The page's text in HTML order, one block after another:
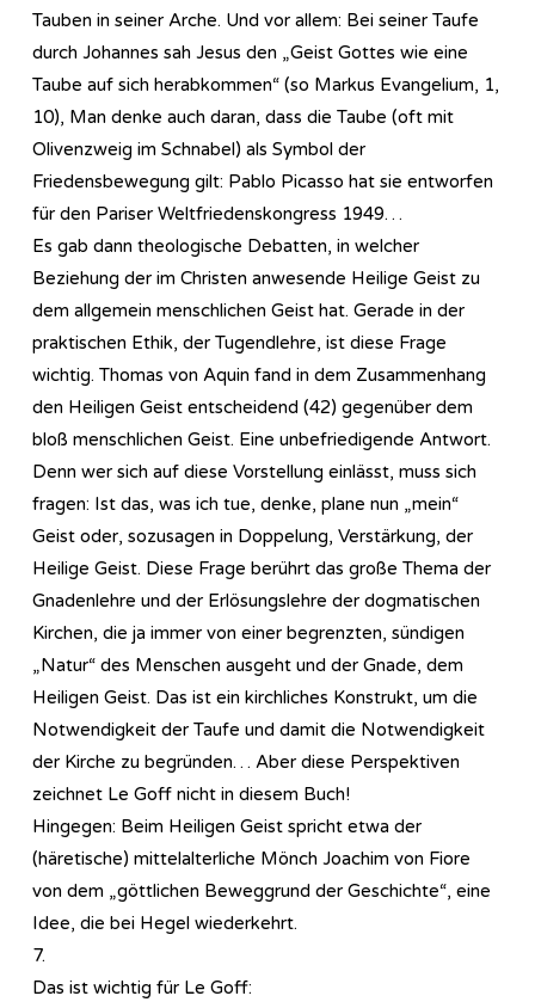
Tauben in seiner Arche. Und vor allem: Bei seiner Taufe
durch Johannes sah Jesus den „Geist Gottes wie eine
Taube auf sich herabkommen“ (so Markus Evangelium, 1,
10), Man denke auch daran, dass die Taube (oft mit
Olivenzweig im Schnabel) als Symbol der
Friedensbewegung gilt: Pablo Picasso hat sie entworfen
für den Pariser Weltfriedenskongress 1949…
Es gab dann theologische Debatten, in welcher
Beziehung der im Christen anwesende Heilige Geist zu
dem allgemein menschlichen Geist hat. Gerade in der
praktischen Ethik, der Tugendlehre, ist diese Frage
wichtig. Thomas von Aquin fand in dem Zusammenhang
den Heiligen Geist entscheidend (42) gegenüber dem
bloß menschlichen Geist. Eine unbefriedigende Antwort.
Denn wer sich auf diese Vorstellung einlässt, muss sich
fragen: Ist das, was ich tue, denke, plane nun „mein“
Geist oder, sozusagen in Doppelung, Verstärkung, der
Heilige Geist. Diese Frage berührt das große Thema der
Gnadenlehre und der Erlösungslehre der dogmatischen
Kirchen, die ja immer von einer begrenzten, sündigen
„Natur“ des Menschen ausgeht und der Gnade, dem
Heiligen Geist. Das ist ein kirchliches Konstrukt, um die
Notwendigkeit der Taufe und damit die Notwendigkeit
der Kirche zu begründen… Aber diese Perspektiven
zeichnet Le Goff nicht in diesem Buch!
Hingegen: Beim Heiligen Geist spricht etwa der
(häretische) mittelalterliche Mönch Joachim von Fiore
von dem „göttlichen Beweggrund der Geschichte“, eine
Idee, die bei Hegel wiederkehrt.
7.
Das ist wichtig für Le Goff: